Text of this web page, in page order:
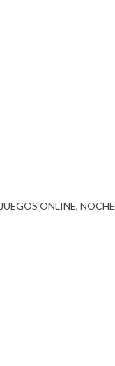
JUEGOS ONLINE NOCHE